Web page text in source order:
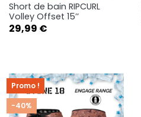
Short de bain RIPCURL
Volley Offset 15’’
Prix
29,99 €
Promo !
-40%